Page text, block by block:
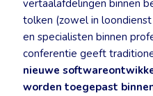
vertaalafdelingen binnen
tolken (zowel in
en specialisten binnen
conferentie geeft
nieuwe
worden toegepast